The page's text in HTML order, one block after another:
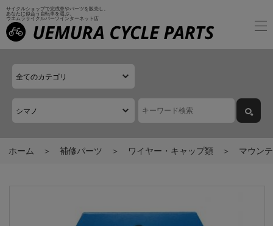
サイクルショップで完成車やパーツを販売し、
あなたに似合う自転車を選ぶ、
ウエムラサイクルパーツインターネット店
ホーム 補修パーツ ワイヤー・キャップ類 マウン